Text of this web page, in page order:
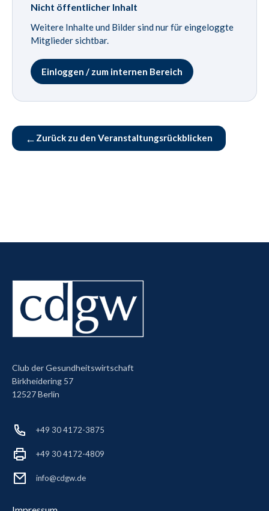
Nicht öffentlicher Inhalt
Weitere Inhalte und Bilder sind nur für eingeloggte
Mitglieder sichtbar.
Einloggen / zum internen Bereich
← Zurück zu den Veranstaltungsrückblicken
Club der Gesundheitswirtschaft
Birkheidering 57
12527 Berlin
+49 30 4172-3875
+49 30 4172-4809
info@cdgw.de